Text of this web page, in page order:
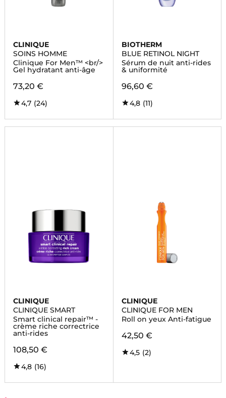
CLINIQUE
SOINS HOMME
Clinique For Men™ <br/>
Gel hydratant anti-âge
73,20 €
4,7 (24)
BIOTHERM
BLUE RETINOL NIGHT
Sérum de nuit anti-rides
& uniformité
96,60 €
4,8 (11)
CLINIQUE
CLINIQUE SMART
Smart clinical repair™ -
crème riche correctrice
anti-rides
108,50 €
4,8 (16)
CLINIQUE
CLINIQUE FOR MEN
Roll on yeux Anti-fatigue
42,50 €
4,5 (2)